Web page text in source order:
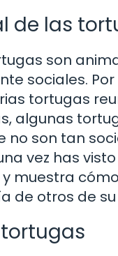
de las
son
sociales.
tortugas
algunas
no son tan
vez has
muestra
de otros de su